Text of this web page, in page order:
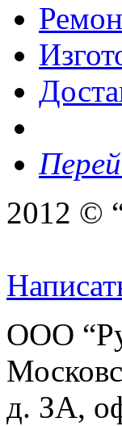
2012 ©
ООО
д. ЗА,